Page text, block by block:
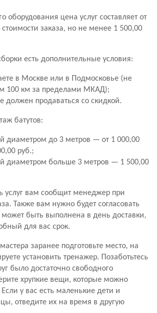
оборудования цена услуг составляет от
стоимости заказа, но не менее 1 500,00
есть дополнительные условия:
в Москве или в Подмосковье (не
100 км за пределами МКАД);
должен продаваться со скидкой.
батутов:
диаметром до 3 метров — от 1 000,00
руб.;
диаметром больше 3 метров — 1 500,00
услуг вам сообщит менеджер при
Также вам нужно будет согласовать
быть выполнена в день доставки,
для вас срок.
заранее подготовьте место, на
установить тренажер. Позаботьтесь
было достаточно свободного
хрупкие вещи, которые можно
у вас есть маленькие дети и
отведите их на время в другую